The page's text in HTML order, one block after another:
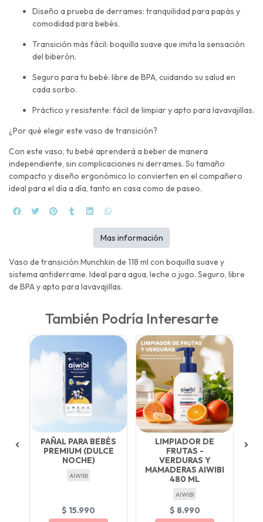
Diseño a prueba de derrames: tranquilidad para papás y
comodidad para bebés.
Transición más fácil: boquilla suave que imita la sensación
del biberón.
Seguro para tu bebé: libre de BPA, cuidando su salud en
cada sorbo.
Práctico y resistente: fácil de limpiar y apto para lavavajillas.
¿Por qué elegir este vaso de transición?
Con este vaso, tu bebé aprenderá a beber de manera
independiente, sin complicaciones ni derrames. Su tamaño
compacto y diseño ergonómico lo convierten en el compañero
ideal para el día a día, tanto en casa como de paseo.
Vaso de transición Munchkin de 118 ml con boquilla suave y
sistema antiderrame. Ideal para agua, leche o jugo. Seguro, libre
de BPA y apto para lavavajillas.
Mas información
También Podría Interesarte
PAÑAL PARA BEBÉS
PREMIUM (DULCE
NOCHE)
AIWIBI
$ 15.990
LIMPIADOR DE
FRUTAS -
VERDURAS Y
MAMADERAS AIWIBI
480 ML
AIWIBI
$ 8.990